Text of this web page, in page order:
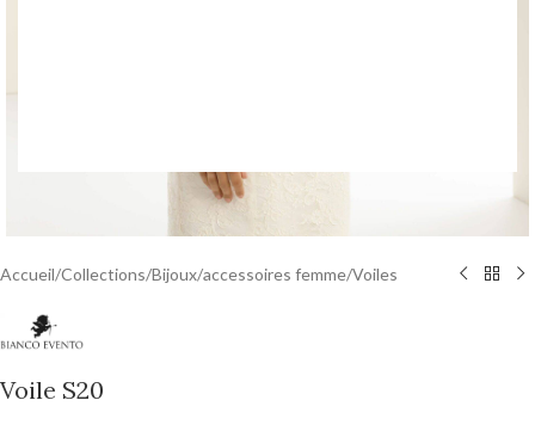
Accueil/Collections/Bijoux/accessoires femme/Voiles
Voile S20